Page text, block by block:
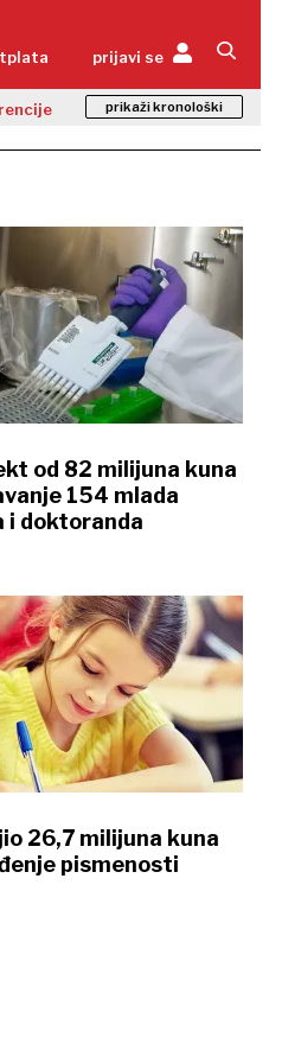
prijavi se
prikaži kronološki
od 82 milijuna kuna
154 mlada
i doktoranda
26,7 milijuna kuna
pismenosti